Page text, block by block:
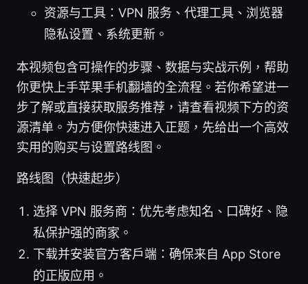
资源与工具：VPN 服务、代理工具、浏览器
隐私设置、系统更新。
本视频包含可操作的步骤、数据与实战示例，帮助
你更快上手苹果手机翻墙的全流程。若你希望进一
步了解或直接获取服务推荐，请查看视频下方的资
源清单。为方便你快速进入正题，先给出一个高效
实用的购买与设置路线图。
路线图（快速起步）
选择 VPN 服务商：优先考虑知名、口碑好、隐
私保护强的商家。
下载并安装官方客户端：确保来自 App Store
的正版应用。